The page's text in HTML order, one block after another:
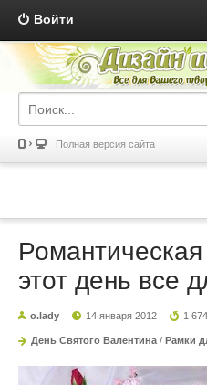
Войти
Полная версия сайта
этот день все
o.lady 14 января 2012 1 674
День Святого Валентина / Рамки